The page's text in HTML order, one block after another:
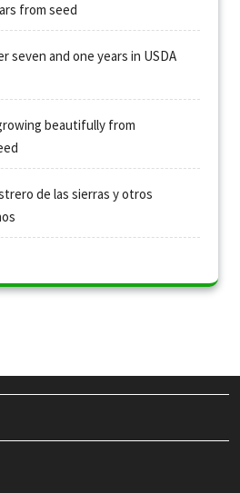
from seed
seven and one years in USDA
beautifully from
de las sierras y otros